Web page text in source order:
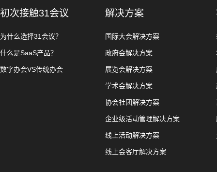
初次接触31会议
为什么选择31会议？
什么是SaaS产品？
数字办会VS传统办会
解决方案
国际大会解决方案
政府会解决方案
展览会解决方案
学术会解决方案
协会社团解决方案
企业级活动管理解决方案
线上活动解决方案
线上会客厅解决方案